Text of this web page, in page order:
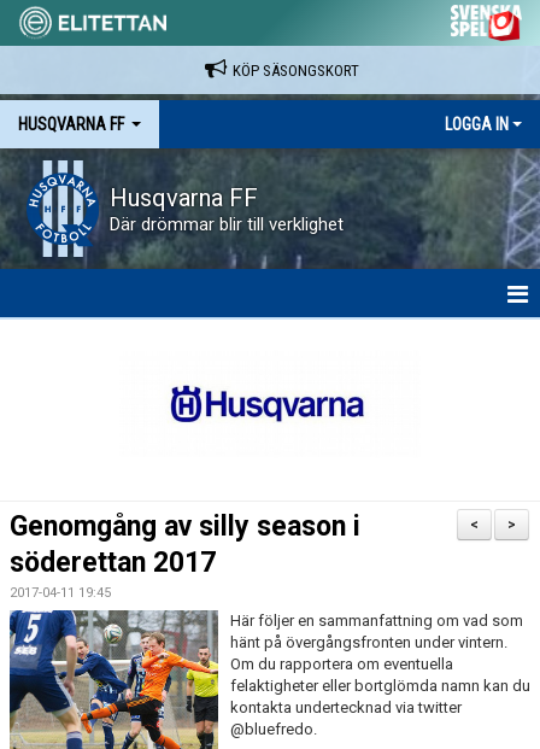
KÖP SÄSONGSKORT
HUSQVARNA FF LOGGA IN
Husqvarna FF
Där drömmar blir till verklighet
FÖRENINGSKALENDER
DOKUMENT
FÖRENINGENS MATCHER
>
<
Genomgång av silly season i
söderettan 2017
2017-04-11 19:45
Här följer en sammanfattning om vad som
hänt på övergångsfronten under vintern.
Om du rapportera om eventuella
felaktigheter eller bortglömda namn kan du
kontakta undertecknad via twitter
@bluefredo.